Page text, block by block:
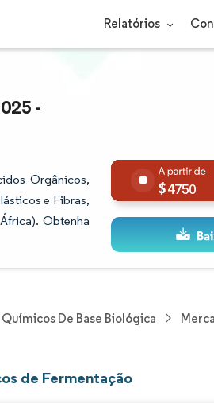
Relatórios
-
Orgânicos,
e Fibras,
Obtenha
4750
De Base Biológica
de Fermentação